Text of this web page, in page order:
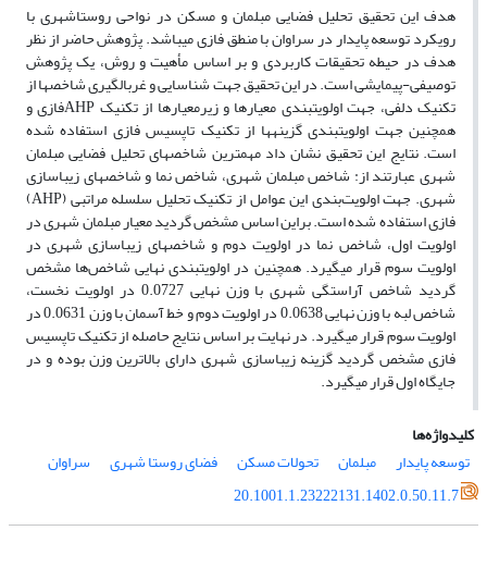
هدف این تحقیق تحلیل فضایی مبلمان و مسکن در نواحی روستاشهری با
رویکرد توسعه پایدار در سراوان با منطق فازی می­باشد. پژوهش حاضر از نظر
هدف در حیطه تحقیقات کاربردی و بر اساس مأهیت و روش، یک پژوهش
توصیفی-پیمایشی است. در این تحقیق جهت شناسایی و غربالگیری شاخص­ها از
تکنیک دلفی، جهت اولویت­بندی معیارها و زیرمعیارها از تکنیکAHPفازی و
همچنین جهت اولویت­بندی گزینه­ها از تکنیک تاپسیس فازی استفاده شده
است. نتایج این تحقیق نشان داد مهمترین شاخص­های تحلیل فضایی مبلمان
شهری عبارتند از: شاخص مبلمان شهری، شاخص نما و شاخص­های زیباسازی
شهری. جهت اولویت‌بندی این عوامل از تکنیک تحلیل سلسله مراتبی (AHP
)
فازی استفاده شده است. براین اساس مشخص گردید معیار مبلمان شهری در
اولویت اول، شاخص نما در اولویت دوم و شاخص­های زیباسازی شهری در
اولویت سوم قرار می­گیرد.همچنین در اولویت­بندی نهاییشاخص‌هامشخص
گردید شاخص آراستگی شهری با وزن نهایی 0.0727 در اولویت نخست،
شاخص لبه با وزن نهایی 0.0638 در اولویت دوم و خط آسمان با وزن 0.0631 در
اولویت سوم قرار می­گیرد. در نهایت بر اساس نتایج حاصله از تکنیک تاپسیس
فازی مشخص گردید گزینه زیباسازی شهری دارای بالاترین وزنبوده و در
جایگاه اول قرار می­گیرد.
کلیدواژه‌ها
توسعه پایدار
مبلمان تحولات مسکن فضای روستا شهری
سراوان
20.1001.1.23222131.1402.0.50.11.7